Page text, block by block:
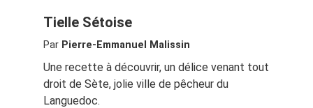
Tielle Sétoise
Par Pierre-Emmanuel Malissin
Une recette à découvrir, un délice venant tout
droit de Sète, jolie ville de pêcheur du
Languedoc.